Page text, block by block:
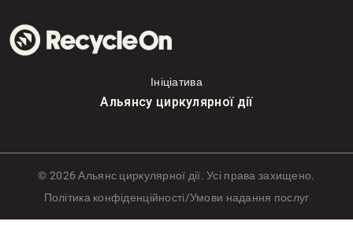
Ініціатива
Альянсу циркулярної дії
©2026 Альянс циркулярної дії. Усі права захищено.
Політика конфіденційності/Умови надання послуг